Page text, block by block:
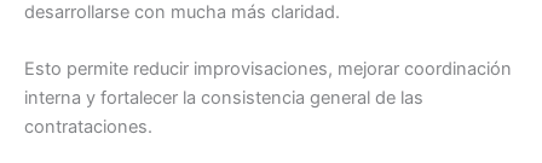
desarrollarse con mucha más claridad.
Esto permite reducir improvisaciones, mejorar coordinación
interna y fortalecer la consistencia general de las
contrataciones.